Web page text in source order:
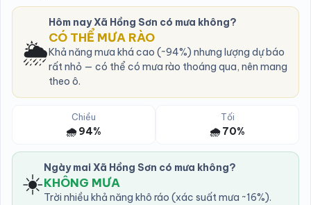
🌦️
Hôm nay Xã Hồng Sơn có mưa không?
CÓ THỂ MƯA RÀO
Khả năng mưa khá cao (~94%) nhưng lượng dự báo
rất nhỏ — có thể có mưa rào thoáng qua, nên mang
theo ô.
Chiều
🌧️ 94%
Tối
🌧️ 70%
☀️ Ngày mai Xã Hồng Sơn có mưa không?
KHÔNG MƯA
Trời nhiều khả năng khô ráo (xác suất mưa ~16%).